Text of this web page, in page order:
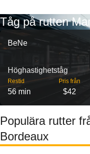
Tåg på rutten
BeNe
Höghastighetståg
Restid
56 min
Pris från
$42
Populära rutter
Bordeaux